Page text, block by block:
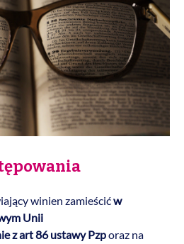
winien zamieścićw
Unii
z art 86 ustawy Pzporaz na